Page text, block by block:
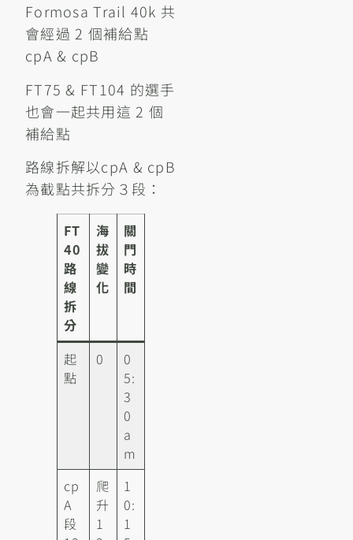
Formosa Trail 40k 共
會經過 2 個補給點
cpA & cpB
FT75 & FT104 的選手
也會一起共用這 2 個
補給點
路線拆解以cpA & cpB
為截點共拆分３段：
FT
40
路
線
拆
分
海
拔
變
化
關
門
時
間
起
點
0
0
5:
3
0
a
m
cp
A
段
爬
升
1
1
0:
1